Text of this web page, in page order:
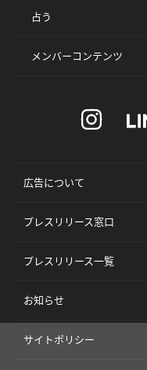
占う
メンバーコンテンツ
広告について
プレスリリース窓口
プレスリリース一覧
お知らせ
サイトポリシー